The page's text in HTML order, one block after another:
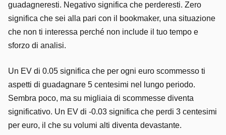
guadagneresti. Negativo significa che perderesti. Zero
significa che sei alla pari con il bookmaker, una situazione
che non ti interessa perché non include il tuo tempo e
sforzo di analisi.
Un EV di 0.05 significa che per ogni euro scommesso ti
aspetti di guadagnare 5 centesimi nel lungo periodo.
Sembra poco, ma su migliaia di scommesse diventa
significativo. Un EV di -0.03 significa che perdi 3 centesimi
per euro, il che su volumi alti diventa devastante.